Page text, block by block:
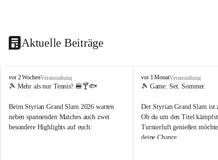
Aktuelle Beiträge
d
o
t
n
.
vor 2 WochenVeranstaltung
🎾 Mehr als nur Tennis! 🍔🍸🐟
Beim Styrian Grand Slam 2026 warten
neben spannenden Matches auch zwei
besondere Highlights auf euch:
d
o
t
e
n
.
t
vor 1 MonatVeranstaltung
🎾 Game. Set. Sommer.
Der Styrian Grand Slam ist
Ob du um den Titel
Turnierluft genießen
deine Chance.